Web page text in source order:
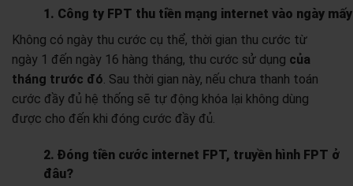
1. Công ty FPT thu tiền mạng internet vào ngày
Không có ngày thu cước cụ thể, thời gian thu cước từ
ngày 1 đến ngày 16 hàng tháng, thu cước sử dụng của
tháng trước đó. Sau thời gian này, nếu chưa thanh toán
cước đầy đủ hệ thống sẽ tự động khóa lại không dùng
được cho đến khi đóng cước đầy đủ.
2. Đóng tiền cước internet FPT, truyền hình FPT ở
đâu?